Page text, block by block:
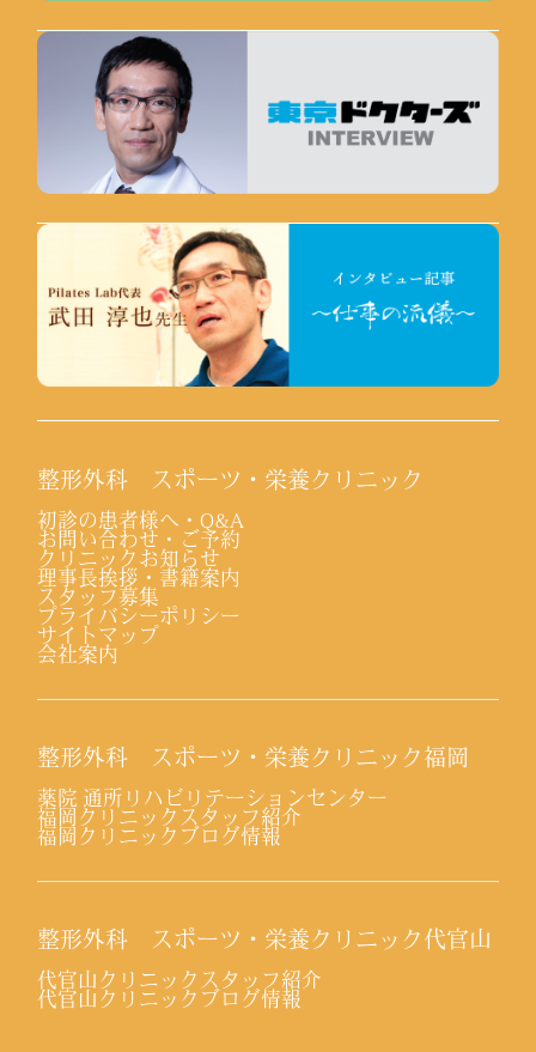
整形外科 スポーツ・栄養クリニック
初診の患者様へ・Q&A
お問い合わせ・ご予約
クリニックお知らせ
理事長挨拶・書籍案内
スタッフ募集
プライバシーポリシー
サイトマップ
会社案内
整形外科 スポーツ・栄養クリニック福岡
薬院 通所リハビリテーションセンター
福岡クリニックスタッフ紹介
福岡クリニックブログ情報
整形外科 スポーツ・栄養クリニック代官山
代官山クリニックスタッフ紹介
代官山クリニックブログ情報